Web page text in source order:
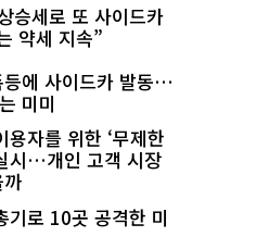
승세로 또 사이드카
약세 지속”
에 사이드카 발동…
미미
자를 위한 ‘무제한
시…개인 고객 시장
기로 10곳 공격한 미